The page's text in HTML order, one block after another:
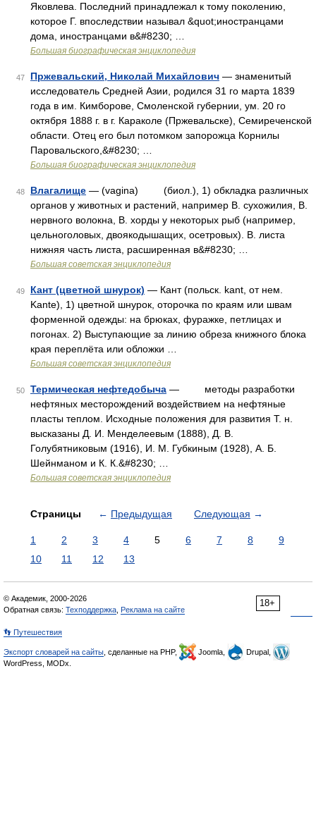
Яковлева. Последний принадлежал к тому поколению,
которое Г. впоследствии называл &quot;иностранцами
дома, иностранцами в&#8230; …
Большая биографическая энциклопедия
47 Пржевальский, Николай Михайлович — знаменитый
исследователь Средней Азии, родился 31 го марта 1839
года в им. Кимборове, Смоленской губернии, ум. 20 го
октября 1888 г. в г. Караколе (Пржевальске), Семиреченской
области. Отец его был потомком запорожца Корнилы
Паровальского,&#8230; …
Большая биографическая энциклопедия
48 Влагалище — (vagina) (биол.), 1) обкладка различных
органов у животных и растений, например В. сухожилия, В.
нервного волокна, В. хорды у некоторых рыб (например,
цельноголовых, двоякодышащих, осетровых). В. листа
нижняя часть листа, расширенная в&#8230; …
Большая советская энциклопедия
49 Кант (цветной шнурок) — Кант (польск. kant, от нем.
Kante), 1) цветной шнурок, оторочка по краям или швам
форменной одежды: на брюках, фуражке, петлицах и
погонах. 2) Выступающие за линию обреза книжного блока
края переплёта или обложки …
Большая советская энциклопедия
50 Термическая нефтедобыча — методы разработки
нефтяных месторождений воздействием на нефтяные
пласты теплом. Исходные положения для развития Т. н.
высказаны Д. И. Менделеевым (1888), Д. В.
Голубятниковым (1916), И. М. Губкиным (1928), А. Б.
Шейнманом и К. К.&#8230; …
Большая советская энциклопедия
Страницы ← Предыдущая Следующая →
1 2 3 4 5 6 7 8
9
10
11 12 13
18+
© Академик, 2000-2026
Обратная связь: Техподдержка Реклама на сайте
👣 Путешествия
Экспорт словарей на сайты , сделанные на PHP, Joomla,
Drupal,
WordPress, MODx.